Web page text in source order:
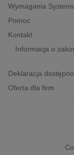
historia
Wymagania
Pomoc
Kontakt
Informacja o
Deklaracja
Oferta dla firm